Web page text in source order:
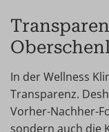
In der Wellness
Transparenz.
Vorher-Nachher-
sondern auch die